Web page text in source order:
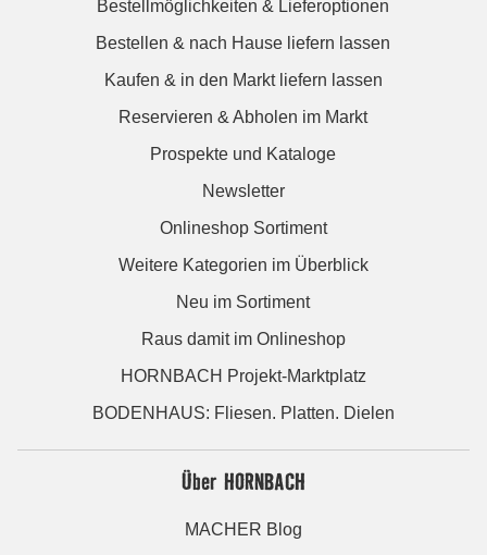
Bestellmöglichkeiten & Lieferoptionen
Bestellen & nach Hause liefern lassen
Kaufen & in den Markt liefern lassen
Reservieren & Abholen im Markt
Prospekte und Kataloge
Newsletter
Onlineshop Sortiment
Weitere Kategorien im Überblick
Neu im Sortiment
Raus damit im Onlineshop
HORNBACH Projekt-Marktplatz
BODENHAUS: Fliesen. Platten. Dielen
Über HORNBACH
MACHER Blog